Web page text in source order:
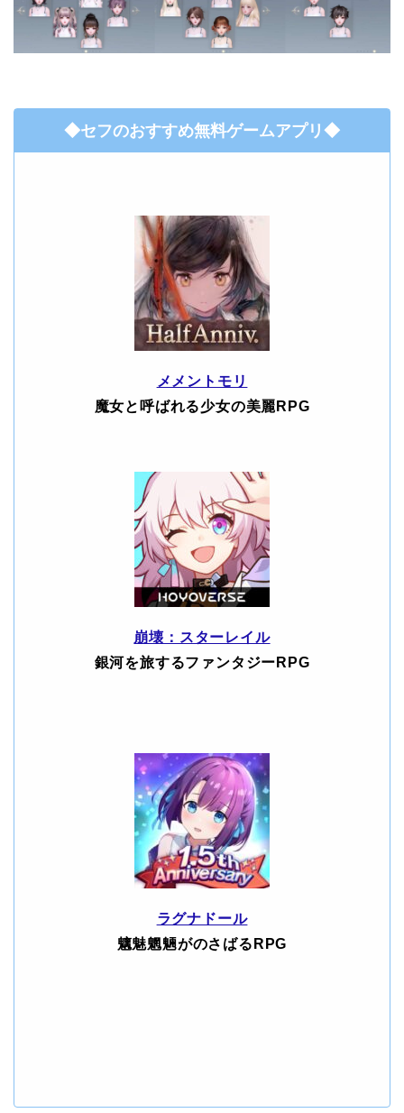
◆セフのおすすめ無料ゲームアプリ◆
メメントモリ
魔女と呼ばれる少女の美麗RPG
崩壊：スターレイル
銀河を旅するファンタジーRPG
ラグナドール
魑魅魍魎がのさばるRPG